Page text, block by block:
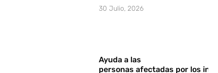
30 Julio, 2026
Ayuda a las
personas afectadas por los